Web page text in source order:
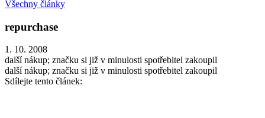
Všechny články
repurchase
1. 10. 2008
další nákup; značku si již v minulosti spotřebitel zakoupil
další nákup; značku si již v minulosti spotřebitel zakoupil
Sdílejte tento článek: